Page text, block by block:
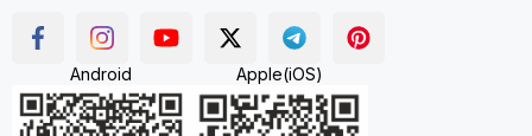
Android Apple(iOS)